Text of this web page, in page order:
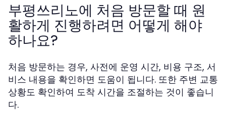
부평쓰리노에 처음 방문할 때 원
활하게 진행하려면 어떻게 해야
하나요?
처음 방문하는 경우, 사전에 운영 시간, 비용 구조, 서
비스 내용을 확인하면 도움이 됩니다. 또한 주변 교통
상황도 확인하여 도착 시간을 조절하는 것이 좋습니
다.